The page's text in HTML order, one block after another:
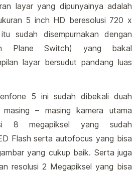
layar yang dipunyainya adalah
5 inch HD beresolusi 720 x
sudah disempurnakan dengan
Plane Switch) yang bakal
layar bersudut pandang luas
5 ini sudah dibekali duah
– masing kamera utama
8 megapiksel yang sudah
Flash serta autofocus yang bisa
yang cukup baik. Serta juga
resolusi 2 Megapiksel yang bisa